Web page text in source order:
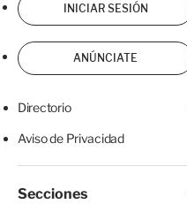
INICIAR SESIÓN
ANÚNCIATE
Directorio
Aviso de Privacidad
Secciones